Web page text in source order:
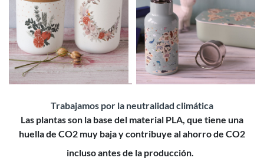
Trabajamos por la neutralidad climática
Las plantas son la base del material PLA, que tiene una
huella de CO2 muy baja y contribuye al ahorro de CO2
incluso antes de la producción.